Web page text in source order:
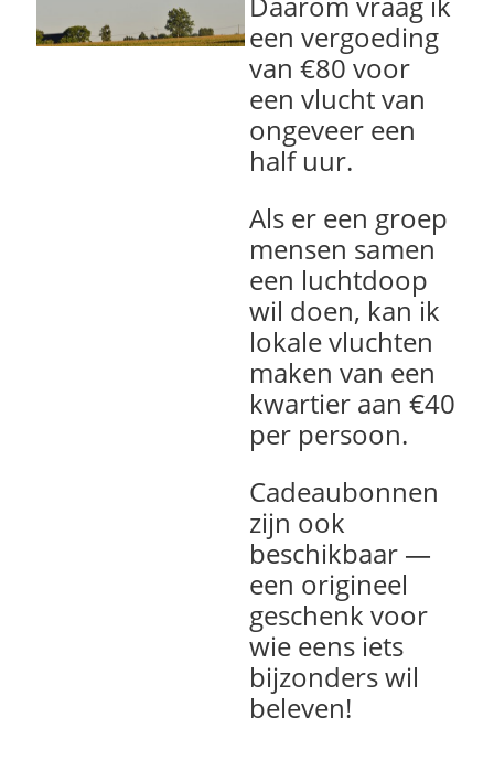
een vergoeding
van €80 voor
een vlucht van
ongeveer een
half uur.
Als er een groep
mensen samen
een luchtdoop
wil doen, kan ik
lokale vluchten
maken van een
kwartier aan €40
per persoon.
Cadeaubonnen
zijn ook
beschikbaar—
een origineel
geschenk voor
wie eens iets
bijzonders wil
beleven!